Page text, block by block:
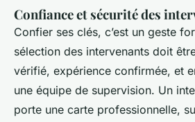
Confiance et sécurité des
Confier ses clés, c’est un geste
sélection des intervenants doit
vérifié, expérience confirmée, et
une équipe de supervision. Un
porte une carte professionnelle,